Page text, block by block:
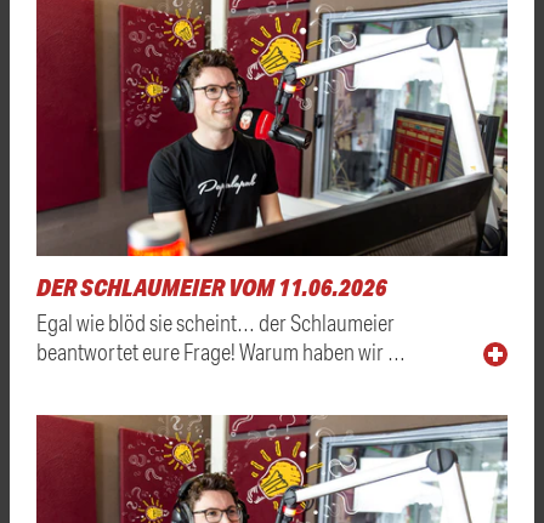
DER SCHLAUMEIER VOM 11.06.2026
Egal wie blöd sie scheint… der Schlaumeier
beantwortet eure Frage! Warum haben wir …